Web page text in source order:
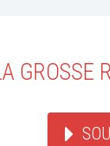
GROSSE